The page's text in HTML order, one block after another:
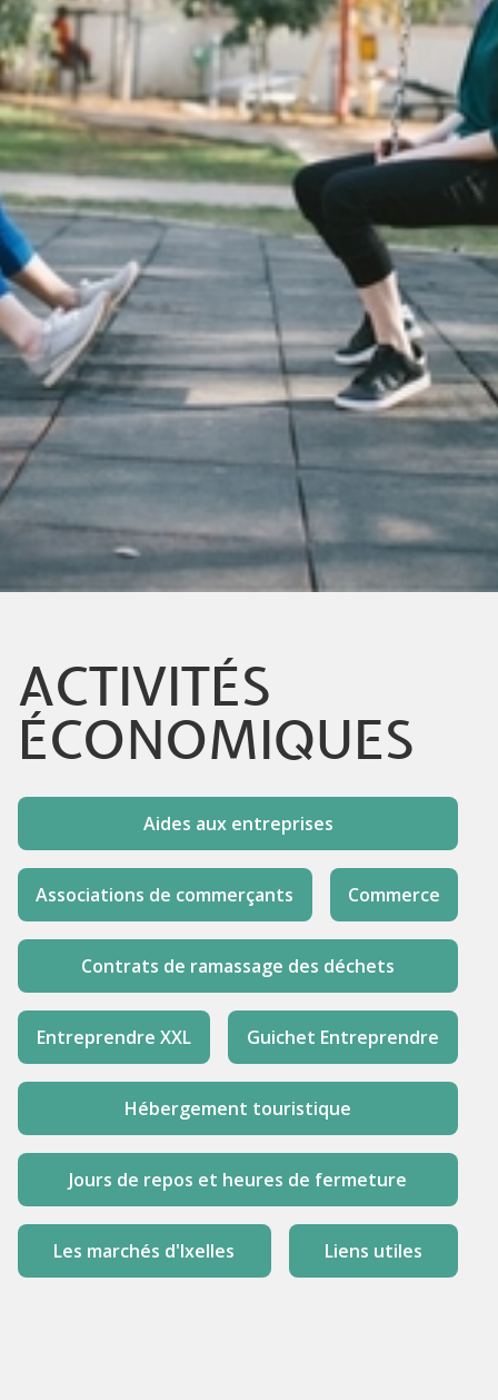
ACTIVITÉS
ÉCONOMIQUES
Aides aux entreprises
Associations de commerçants Commerce
Contrats de ramassage des déchets
Entreprendre XXL Guichet Entreprendre
Hébergement touristique
Jours de repos et heures de fermeture
Les marchés d'Ixelles Liens utiles